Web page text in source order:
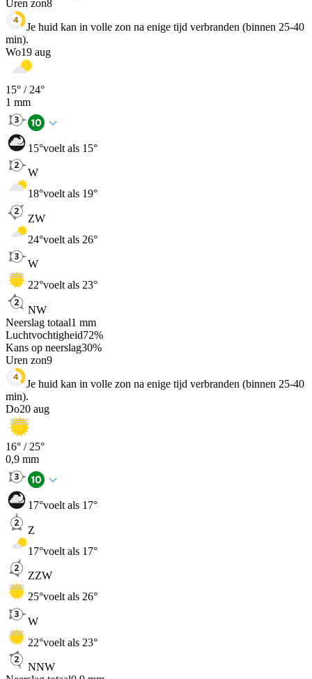
Uren zon8
Je huid kan in volle zon na enige tijd verbranden (binnen 25-40
min).
Wo19 aug
15° / 24°
1 mm
15°voelt als 15°
W
18°voelt als 19°
ZW
24°voelt als 26°
W
22°voelt als 23°
NW
Neerslag totaal1 mm
Luchtvochtigheid72%
Kans op neerslag30%
Uren zon9
Je huid kan in volle zon na enige tijd verbranden (binnen 25-40
min).
Do20 aug
16° / 25°
0,9 mm
17°voelt als 17°
Z
17°voelt als 17°
ZZW
25°voelt als 26°
W
22°voelt als 23°
NNW